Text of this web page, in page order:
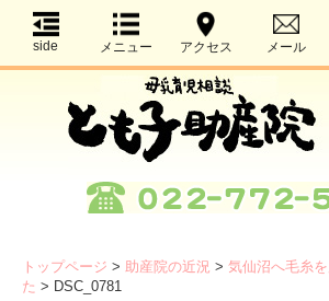
side メニュー アクセス メール
トップページ > 助産院の近況 > 気仙沼へ毛糸
た > DSC_0781